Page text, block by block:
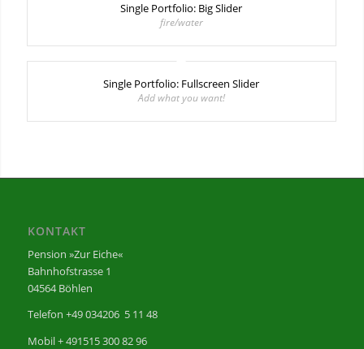
Single Portfolio: Big Slider
fire/water
Single Portfolio: Fullscreen Slider
Add what you want!
KONTAKT
Pension »Zur Eiche«
Bahnhofstrasse 1
04564 Böhlen
Telefon +49 034206 5 11 48
Mobil + 491515 300 82 96